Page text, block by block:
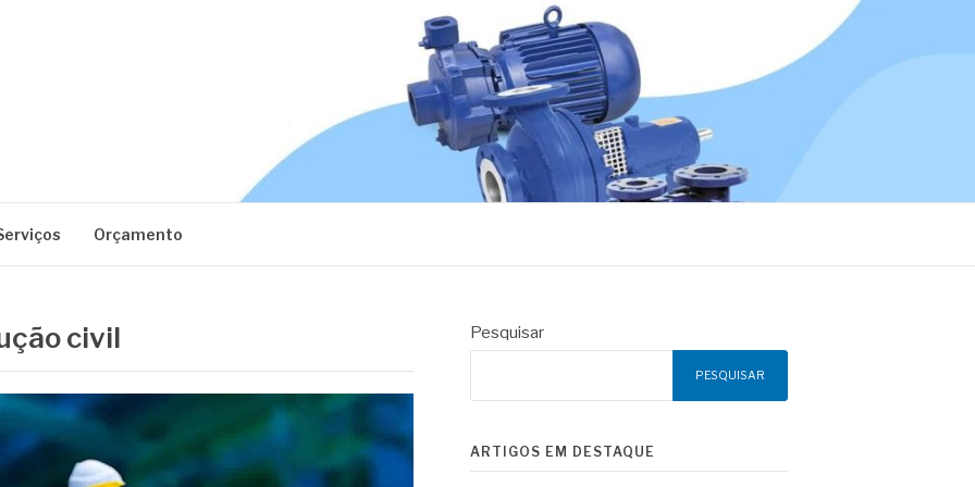
Orçamento
civil Pesquisar
PESQUISAR
ARTIGOS EM DESTAQUE